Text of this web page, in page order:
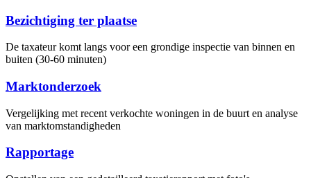
Bezichtiging ter plaatse
De taxateur komt langs voor een grondige inspectie van binnen en
buiten (30-60 minuten)
Marktonderzoek
Vergelijking met recent verkochte woningen in de buurt en analyse
van marktomstandigheden
Rapportage